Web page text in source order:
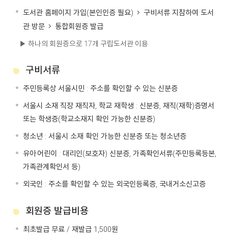
도서관 홈페이지 가입(본인인증 필요)
구비서류 지참하여 도서
관 방문
통합회원증 발급
▶ 하나의 회원증으로 17개 구립도서관 이용
구비서류
주민등록상 서울시민 : 주소를 확인할 수 있는 신분증
서울시 소재 직장 재직자, 학교 재학생 : 신분증, 재직(재학)증명서
또는 학생증(학교소재지 확인 가능한 신분증)
청소년 : 서울시 소재 확인 가능한 신분증 또는 청소년증
유아‧어린이 : 대리인(보호자) 신분증, 가족확인서류(주민등록등본,
가족관계확인서 등)
외국인 : 주소를 확인할 수 있는 외국인등록증, 국내거소신고증
회원증 발급비용
최초발급 무료 / 재발급 1,500원